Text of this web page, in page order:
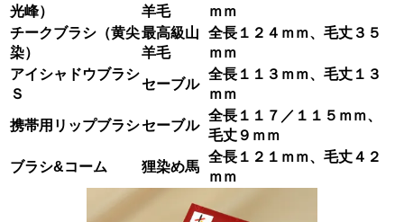
光峰）
羊毛
ｍｍ
チークブラシ（黄尖
染）
最高級山
羊毛
全長１２４ｍｍ、毛丈３５
ｍｍ
アイシャドウブラシ
Ｓ
セーブル
全長１１３ｍｍ、毛丈１３
ｍｍ
携帯用リップブラシセーブル
全長１１７／１１５ｍｍ、
毛丈９ｍｍ
ブラシ&コーム 狸染め馬
全長１２１ｍｍ、毛丈４２
ｍｍ